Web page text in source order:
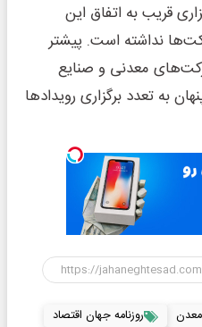
قریب به اتفاق این
نداشته است. پیشتر
معدنی و صنایع
به تعدد برگزاری رویدادها
روزنامه جهان اقتصاد